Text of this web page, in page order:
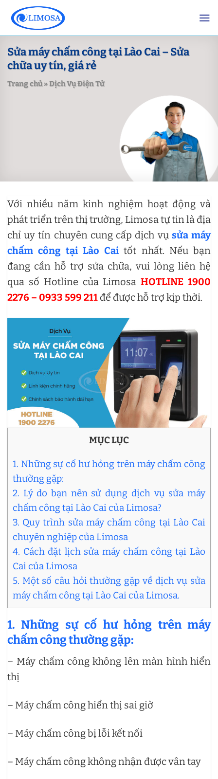
content
Sửa máy chấm công tại Lào Cai – Sửa
chữa uy tín, giá rẻ
Trang chủ»Dịch Vụ Điện Tử
Với nhiều năm kinh nghiệm hoạt động và
phát triển trên thị trường, Limosa tự tin là địa
chỉ uy tín chuyên cung cấp dịch vụ sửa máy
chấm công tại Lào Cai tốt nhất. Nếu bạn
đang cần hỗ trợ sửa chữa, vui lòng liên hệ
qua số Hotline của LimosaHOTLINE 1900
2276 – 0933 599 211 để được hỗ trợ kịp thời.
MỤC LỤC
1. Những sự cố hư hỏng trên máy chấm công
thường gặp:
2. Lý do bạn nên sử dụng dịch vụ sửa máy
chấm công tại Lào Cai của Limosa?
3. Quy trình sửa máy chấm công tại Lào Cai
chuyên nghiệp của Limosa
4. Cách đặt lịch sửa máy chấm công tại Lào
Cai của Limosa
5. Một số câu hỏi thường gặp về dịch vụ sửa
máy chấm công tại Lào Cai của Limosa.
1. Những sự cố hư hỏng trên máy
chấm công thường gặp:
– Máy chấm công không lên màn hình hiển
thị
– Máy chấm công hiển thị sai giờ
– Máy chấm công bị lỗi kết nối
– Máy chấm công không nhận được vân tay